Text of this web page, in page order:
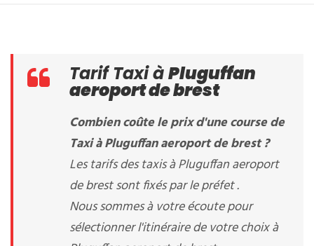
Tarif Taxi àPluguffan
aeroport de brest
Combien coûte le prix d'une course de
Taxi à Pluguffan aeroport de brest ?
Les tarifs des taxis à Pluguffan aeroport
de brest sont fixés par le préfet .
Nous sommes à votre écoute pour
sélectionner l'itinéraire de votre choix à